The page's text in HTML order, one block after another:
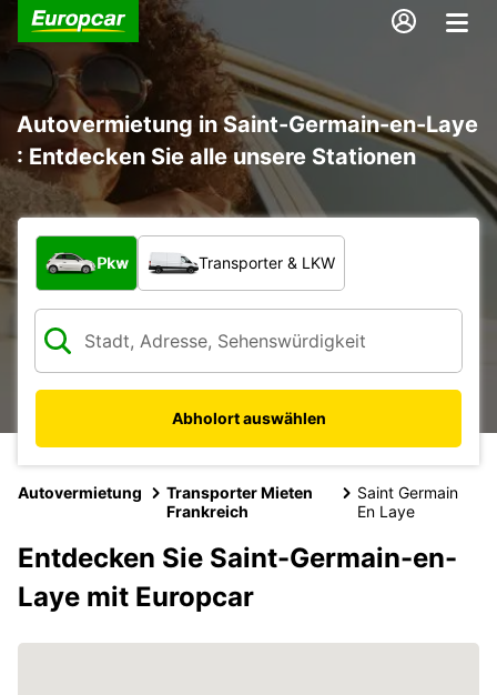
Autovermietung in Saint-Germain-en-Laye
: Entdecken Sie alle unsere Stationen
Welche Art von Fahrzeug?
Pkw Transporter & LKW
Abholort auswählen
Autovermietung
Transporter Mieten
Frankreich
Saint Germain
En Laye
Entdecken Sie Saint-Germain-en-
Laye mit Europcar